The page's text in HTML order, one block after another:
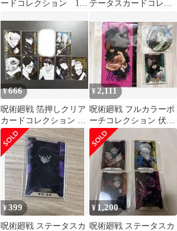
ードコレクション 13
テータスカードコレク
¥666
呪術廻戦 箔押しクリア
カードコレクション B
セット
¥2,111
呪術廻戦 フルカラーポ
ーチコレクション 伏黒
甚爾 甚爾 ステータスカ
ード
¥399
呪術廻戦 ステータスカ
¥ 1,200
呪術廻戦 ステータスカ